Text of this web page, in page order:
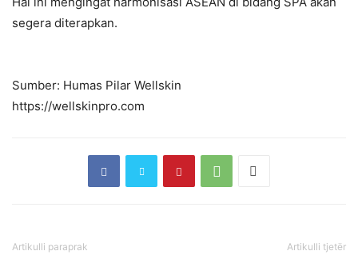
segera diterapkan.
Sumber: Humas Pilar Wellskin
https://wellskinpro.com
Artikulli paraprak Artikulli tjetër